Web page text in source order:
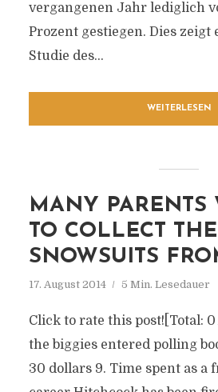
vergangenen Jahr lediglich
Prozent gestiegen. Dies zeigt
Studie des...
WEITERLESEN
MANY PARENTS
TO COLLECT THE
SNOWSUITS
17. August 2014 5 Min. Lesedauer
Click to rate this post![Total:
the biggies entered polling
30 dollars 9. Time spent as a